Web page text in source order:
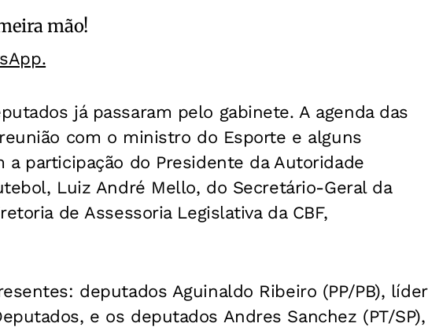
mão!
já passaram pelo gabinete. A agenda das
com o ministro do Esporte e alguns
participação do Presidente da Autoridade
Luiz André Mello, do Secretário-Geral da
de Assessoria Legislativa da CBF,
deputados Aguinaldo Ribeiro (PP/PB), líder
e os deputados Andres Sanchez (PT/SP),